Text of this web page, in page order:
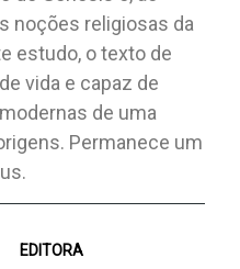
noções religiosas da
estudo, o texto de
vida e capaz de
de uma
Permanece um
EDITORA